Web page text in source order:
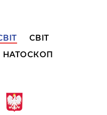
СВІТ
НАТОСКОП